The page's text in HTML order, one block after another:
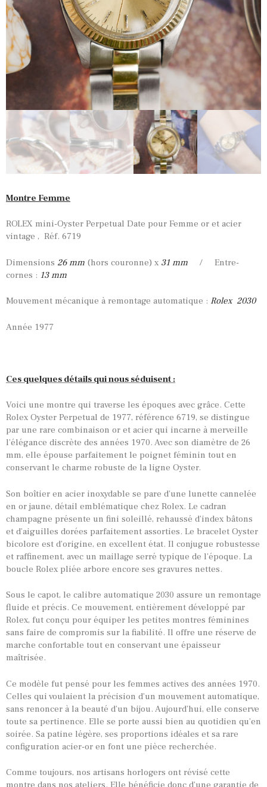
TOUTES NOS VINTAGES
MONTRES PAR HISTOIRES
CONTACTS & HISTORIQUE
PANIER
Montre Femme
ROLEX mini-Oyster Perpetual Date pour Femme or et acier
vintage , Réf. 6719
Dimensions 26mm (hors couronne) x 31 mm / Entre-
cornes : 13 mm
Mouvement mécanique à remontage automatique : Rolex 2030
Année 1977
Ces quelques détails qui nous séduisent :
Voici une montre qui traverse les époques avec grâce. Cette
Rolex Oyster Perpetual de 1977, référence 6719, se distingue
par une rare combinaison or et acier qui incarne à merveille
l’élégance discrète des années 1970. Avec son diamètre de 26
mm, elle épouse parfaitement le poignet féminin tout en
conservant le charme robuste de la ligne Oyster.
Son boîtier en acier inoxydable se pare d’une lunette cannelée
en or jaune, détail emblématique chez Rolex. Le cadran
champagne présente un fini soleillé, rehaussé d’index bâtons
et d’aiguilles dorées parfaitement assorties. Le bracelet Oyster
bicolore est d’origine, en excellent état. Il conjugue robustesse
et raffinement, avec un maillage serré typique de l’époque. La
boucle Rolex pliée arbore encore ses gravures nettes.
Sous le capot, le calibre automatique 2030 assure un remontage
fluide et précis. Ce mouvement, entièrement développé par
Rolex, fut conçu pour équiper les petites montres féminines
sans faire de compromis sur la fiabilité. Il offre une réserve de
marche confortable tout en conservant une épaisseur
maîtrisée.
Ce modèle fut pensé pour les femmes actives des années 1970.
Celles qui voulaient la précision d’un mouvement automatique,
sans renoncer à la beauté d’un bijou. Aujourd’hui, elle conserve
toute sa pertinence. Elle se porte aussi bien au quotidien qu’en
soirée. Sa patine légère, ses proportions idéales et sa rare
configuration acier-or en font une pièce recherchée.
Comme toujours, nos artisans horlogers ont révisé cette